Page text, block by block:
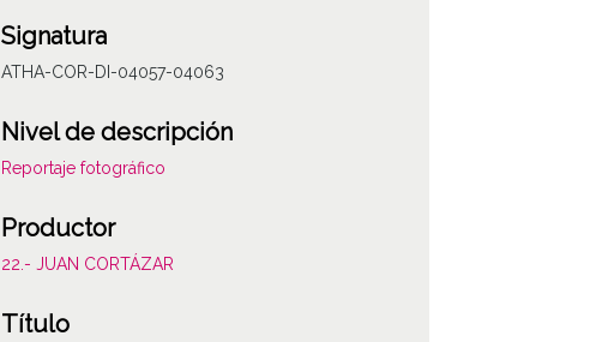
Signatura
ATHA-COR-DI-04057-04063
Nivel de descripción
Reportaje fotográfico
Productor
22.- JUAN CORTÁZAR
Título